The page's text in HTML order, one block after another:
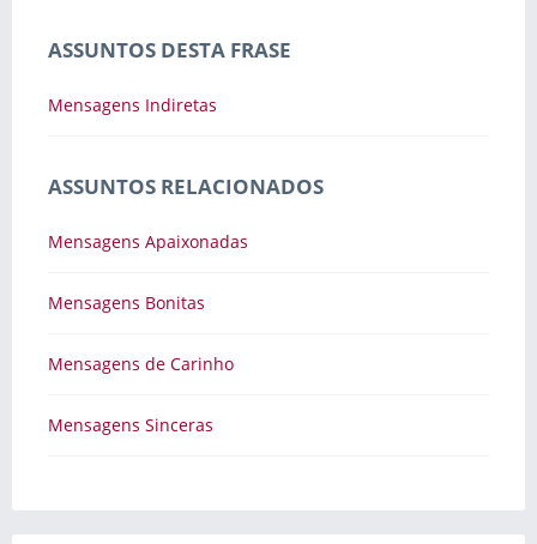
ASSUNTOS DESTA FRASE
Mensagens Indiretas
ASSUNTOS RELACIONADOS
Mensagens Apaixonadas
Mensagens Bonitas
Mensagens de Carinho
Mensagens Sinceras